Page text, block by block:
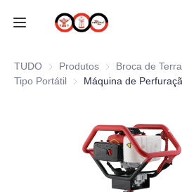
TUDO Produtos Produtos
Broca de Terra
Tipo Portátil Tipo Portátil
INÍCIO
PRO EARTH AUGER